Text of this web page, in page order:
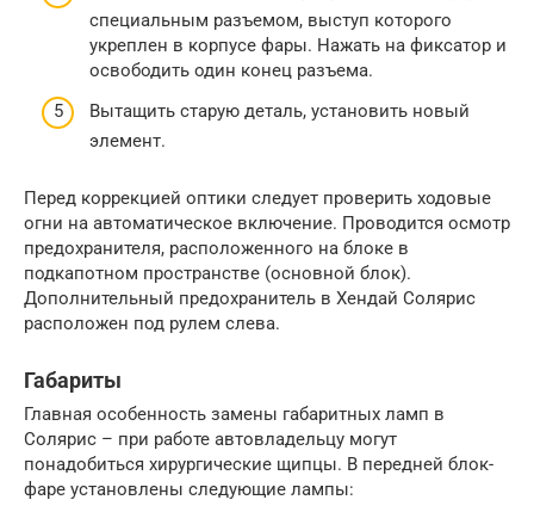
специальным разъемом, выступ которого
укреплен в корпусе фары. Нажать на фиксатор и
освободить один конец разъема.
Вытащить старую деталь, установить новый
элемент.
Перед коррекцией оптики следует проверить ходовые
огни на автоматическое включение. Проводится осмотр
предохранителя, расположенного на блоке в
подкапотном пространстве (основной блок).
Дополнительный предохранитель в Хендай Солярис
расположен под рулем слева.
Габариты
Главная особенность замены габаритных ламп в
Солярис – при работе автовладельцу могут
понадобиться хирургические щипцы. В передней блок-
фаре установлены следующие лампы: